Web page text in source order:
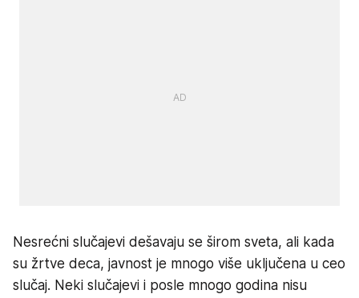
Nesrećni slučajevi dešavaju se širom sveta, ali kada
su žrtve deca, javnost je mnogo više uključena u ceo
slučaj. Neki slučajevi i posle mnogo godina nisu